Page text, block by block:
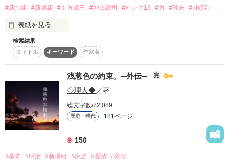
こちらから( ´ ▽ ` )ﾉ
↓
作品を読む
〜○〜○〜○〜○〜○〜○〜○〜○〜○〜
『Ｔｉｍｅ〜新撰組と平成の少女〜』の続編です！
まだ読んでいない方は、先に読むことをお勧めします(*´∀`)
製作開始:2011.10.20
表紙公開:2013.04.13
更新開始:2013.04.16
更新終了:2014.03.29
闇の中の少年
松平千栗(まつだいらちあき)
×
土方歳三(ひじかたとしぞう)
沖田総司(おきたそうじ)
斎藤一(さいとうはじめ)
藤堂平助(とうどうへいすけ)
原田左之助(はらださのすけ)
永倉新八(ながくらしんぱち)
それぞれに複雑な想いにかられ
そして惹かれていった。
「私は、新選組（ここ）で生きていきたい」
出逢うはずのなかった人達との出逢い
そして悲しき別れを経験し
少女は少しずつ成長していくーーー
#新撰組 #新選組 #土方歳三 #沖田総司 #ピンク13 #力 #幕末 #♪桜姫♪
表紙を見る
私はある日井戸に落ちた
目が覚めると違う世界にいた
なんとそこは江戸時代だった！！
緋紅葉
「あたし殺されるんですか？」
「まぁいいですけど」
×
検索結果
タイトル
キーワード 作家名
浅葱色の約束。─外伝─ 完
◇理人◆／著
総文字数/72,089
歴史・時代 181ページ
150
#幕末 #明治 #新撰組 #家族 #愛情 #外伝